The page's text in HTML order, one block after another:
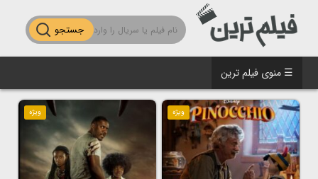
جستجو
☰ منوی فیلم ترین
ویژه ویژه